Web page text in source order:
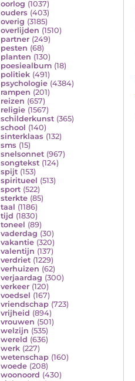
oorlog (1037)
ouders (403)
overig (3185)
overlijden (1510)
partner (249)
pesten (68)
planten (130)
poesiealbum (18)
politiek (491)
psychologie (4384)
rampen (201)
reizen (657)
religie (1567)
schilderkunst (365)
school (140)
sinterklaas (132)
sms (15)
snelsonnet (967)
songtekst (124)
spijt (153)
spiritueel (513)
sport (522)
sterkte (85)
taal (1186)
tijd (1830)
toneel (89)
vaderdag (30)
vakantie (320)
valentijn (137)
verdriet (1229)
verhuizen (62)
verjaardag (300)
verkeer (120)
voedsel (167)
vriendschap (723)
vrijheid (894)
vrouwen (501)
welzijn (535)
wereld (636)
werk (227)
wetenschap (160)
woede (208)
woonoord (430)